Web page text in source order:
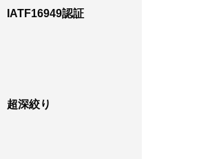
IATF16949認証
超深絞り